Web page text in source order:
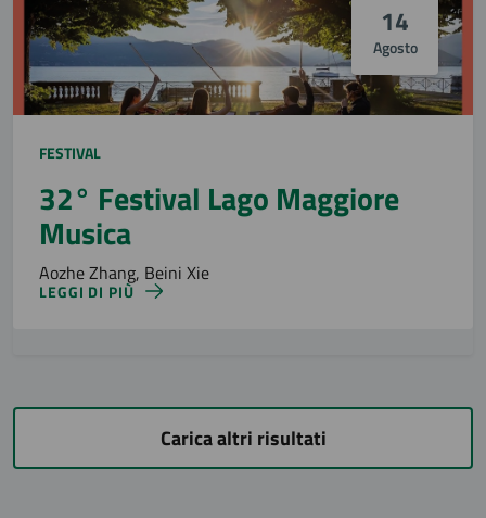
14
Agosto
FESTIVAL
32° Festival Lago Maggiore
Musica
Aozhe Zhang, Beini Xie
LEGGI DI PIÙ
Carica altri risultati